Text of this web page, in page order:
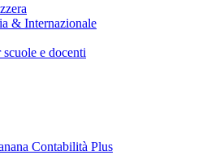
& Internazionale
e docenti
Contabilità Plus